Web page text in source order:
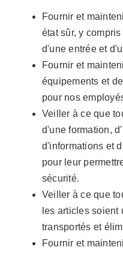
Fournir et
état sûr, y
d'une entrée et
Fournir et
équipements et
pour nos
Veiller à ce que
d'une formation,
d'informations et
pour leur
sécurité.
Veiller à ce que
les articles soient
transportés et
Fournir et